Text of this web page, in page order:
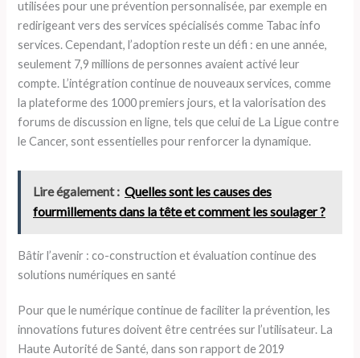
utilisées pour une prévention personnalisée, par exemple en
redirigeant vers des services spécialisés comme Tabac info
services. Cependant, l’adoption reste un défi : en une année,
seulement 7,9 millions de personnes avaient activé leur
compte. L’intégration continue de nouveaux services, comme
la plateforme des 1000 premiers jours, et la valorisation des
forums de discussion en ligne, tels que celui de La Ligue contre
le Cancer, sont essentielles pour renforcer la dynamique.
Lire également : Quelles sont les causes des
fourmillements dans la tête et comment les soulager ?
Bâtir l’avenir : co-construction et évaluation continue des
solutions numériques en santé
Pour que le numérique continue de faciliter la prévention, les
innovations futures doivent être centrées sur l’utilisateur. La
Haute Autorité de Santé, dans son rapport de 2019